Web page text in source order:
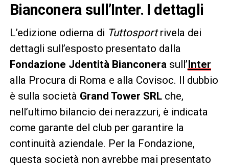
Bianconera sull’Inter. I dettagli
L’edizione odierna di Tuttosportrivela dei
dettagli sull’esposto presentato dalla
Fondazione Jdentità Bianconera sull’Inter
alla Procura di Roma e alla Covisoc. Il dubbio
è sulla società Grand Tower SRLche,
nell’ultimo bilancio dei nerazzuri, è indicata
come garante del club per garantire la
continuità aziendale. Per la Fondazione,
questa società non avrebbe mai presentato